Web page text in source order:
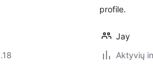
profile.
Jay
Aktyvių